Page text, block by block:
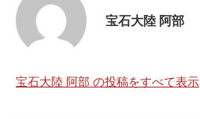
宝石大陸 阿部
宝石大陸 阿部 の投稿をすべて表示